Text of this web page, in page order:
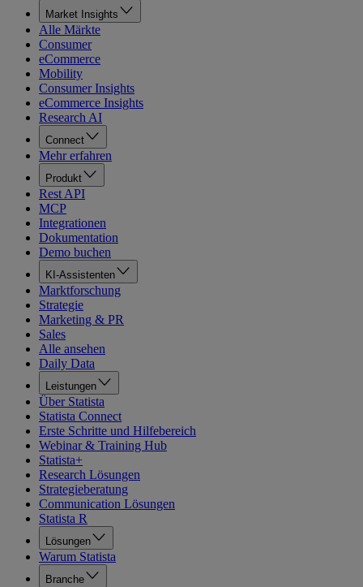
Market Insights
Alle Märkte
Consumer
eCommerce
Mobility
Consumer Insights
eCommerce Insights
Research AI
Connect
Mehr erfahren
Produkt
Rest API
MCP
Integrationen
Dokumentation
Demo buchen
KI-Assistenten
Marktforschung
Strategie
Marketing & PR
Sales
Alle ansehen
Daily Data
Leistungen
Über Statista
Statista Connect
Erste Schritte und Hilfebereich
Webinar & Training Hub
Statista+
Research Lösungen
Strategieberatung
Communication Lösungen
Statista R
Lösungen
Warum Statista
Branche